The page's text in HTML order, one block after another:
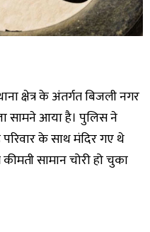
क्षेत्र के अंतर्गत बिजली नगर
सामने आया है। पुलिस ने
के साथ मंदिर गए थे
सामान चोरी हो चुका